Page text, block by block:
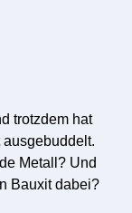
trotzdem hat
Metall? Und
Bauxit dabei?